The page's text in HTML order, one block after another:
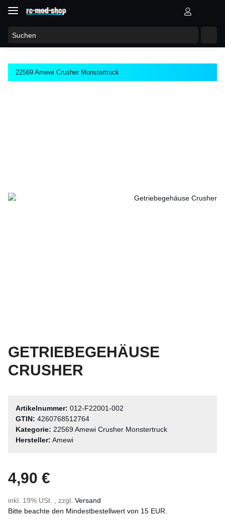
22569 Amewi Crusher Monstertruck
GETRIEBEGEHÄUSE
CRUSHER
Artikelnummer: 012-F22001-002
GTIN: 4260768512764
Kategorie: 22569 Amewi Crusher Monstertruck
Hersteller: Amewi
4,90 €
inkl. 19% USt. , zzgl. Versand
Bitte beachte den Mindestbestellwert von 15 EUR.